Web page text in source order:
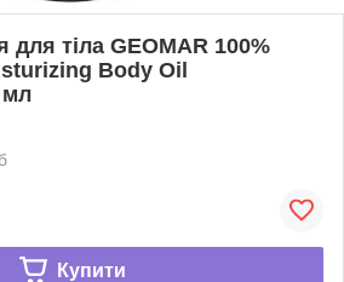
тіла GEOMAR 100%
Body Oil
мл
Купити